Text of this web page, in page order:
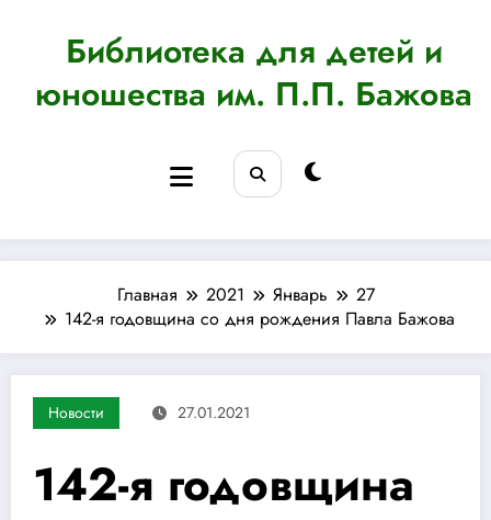
содержимомуБиблиотека для детей и
юношества им. П.П. Бажова
Главная 2021 Январь
27
142-я годовщина со дня рождения Павла Бажова
Новости 27.01.2021
142-я годовщина